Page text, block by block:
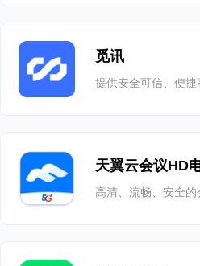
觅讯
提供安全可信、便
天翼云会议HD
高清、流畅、安全的